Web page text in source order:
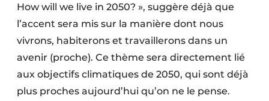
How will we live in 2050? », suggère déjà que
l’accent sera mis sur la manière dont nous
vivrons, habiterons et travaillerons dans un
avenir (proche). Ce thème sera directement lié
aux objectifs climatiques de 2050, qui sont déjà
plus proches aujourd’hui qu’on ne le pense.